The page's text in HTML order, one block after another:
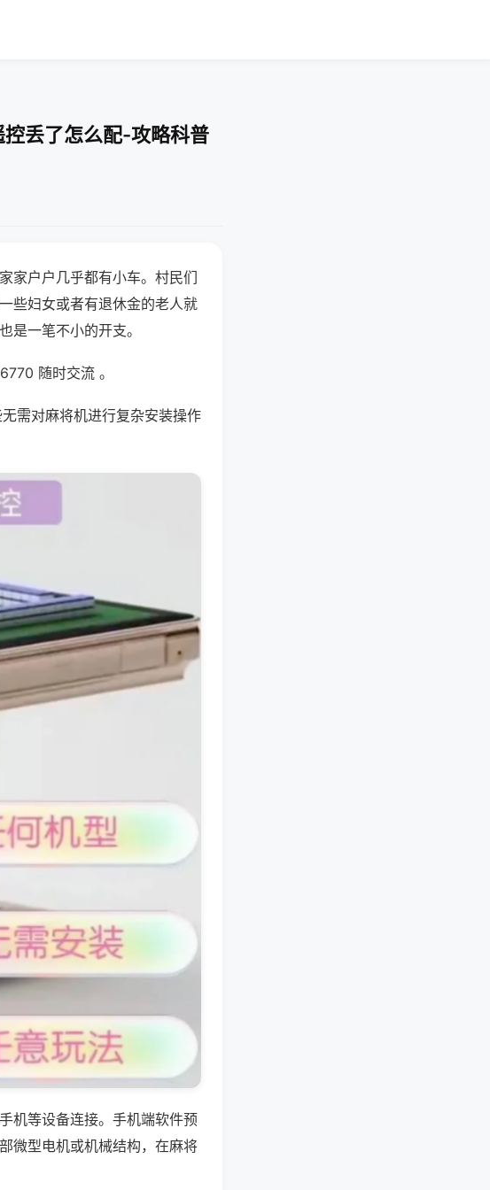
丢了怎么配-攻略科普
家户户几乎都有小车。村民们
些妇女或者有退休金的老人就
是一笔不小的开支。
随时交流 。
需对麻将机进行复杂安装操作
机等设备连接。手机端软件预
微型电机或机械结构，在麻将